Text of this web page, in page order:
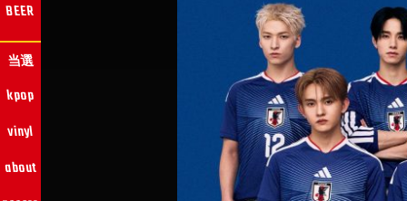
当選
BEER
kpop
vinyl
about